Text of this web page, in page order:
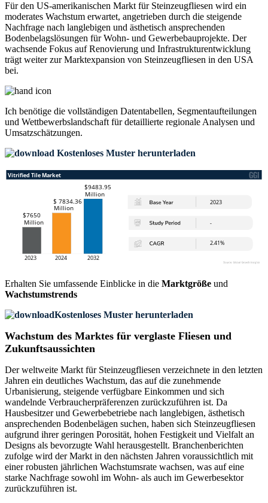
Für den US-amerikanischen Markt für Steinzeugfliesen wird ein
moderates Wachstum erwartet, angetrieben durch die steigende
Nachfrage nach langlebigen und ästhetisch ansprechenden
Bodenbelagslösungen für Wohn- und Gewerbebauprojekte. Der
wachsende Fokus auf Renovierung und Infrastrukturentwicklung
trägt weiter zur Marktexpansion von Steinzeugfliesen in den USA
bei.
Ich benötige die vollständigen Datentabellen, Segmentaufteilungen
und Wettbewerbslandschaft für detaillierte regionale Analysen und
Umsatzschätzungen.
Kostenloses Muster herunterladen
Erhalten Sie umfassende Einblicke in die Marktgröße und
Wachstumstrends
Kostenloses Muster herunterladen
Wachstum des Marktes für verglaste Fliesen und
Zukunftsaussichten
Der weltweite Markt für Steinzeugfliesen verzeichnete in den letzten
Jahren ein deutliches Wachstum, das auf die zunehmende
Urbanisierung, steigende verfügbare Einkommen und sich
wandelnde Verbraucherpräferenzen zurückzuführen ist. Da
Hausbesitzer und Gewerbebetriebe nach langlebigen, ästhetisch
ansprechenden Bodenbelägen suchen, haben sich Steinzeugfliesen
aufgrund ihrer geringen Porosität, hohen Festigkeit und Vielfalt an
Designs als bevorzugte Wahl herausgestellt. Branchenberichten
zufolge wird der Markt in den nächsten Jahren voraussichtlich mit
einer robusten jährlichen Wachstumsrate wachsen, was auf eine
starke Nachfrage sowohl im Wohn- als auch im Gewerbesektor
zurückzuführen ist.